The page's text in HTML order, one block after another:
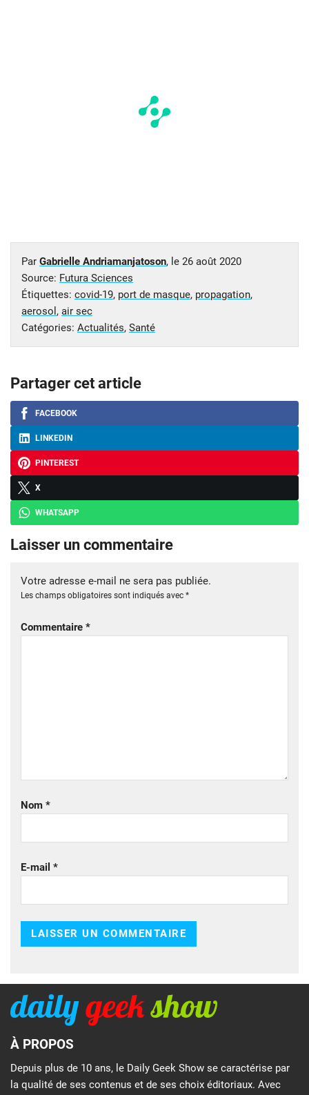
Par Gabrielle Andriamanjatoson, le 26 août 2020
Source: Futura Sciences
Étiquettes: covid-19, port de masque, propagation,
aerosol , air sec
Catégories: Actualités, Santé
Partager cet article
FACEBOOK
LINKEDIN
PINTEREST
X
WHATSAPP
Laisser un commentaire
Votre adresse e-mail ne sera pas publiée.
Les champs obligatoires sont indiqués avec *
Commentaire *
Nom *
E-mail *
À PROPOS
Depuis plus de 10 ans, le Daily Geek Show se caractérise par
la qualité de ses contenus et de ses choix éditoriaux. Avec